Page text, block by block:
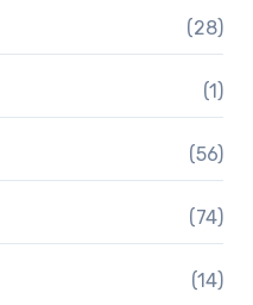
(28)
(1)
(56)
(74)
(14)